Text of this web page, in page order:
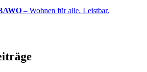
– Wohnen für alle. Leistbar.